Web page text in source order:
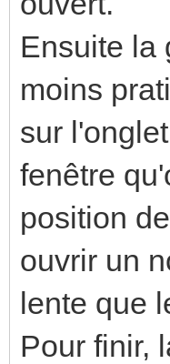
Ensuite la
moins
sur
fenêtre
position
ouvrir un
lente que
Pour finir,